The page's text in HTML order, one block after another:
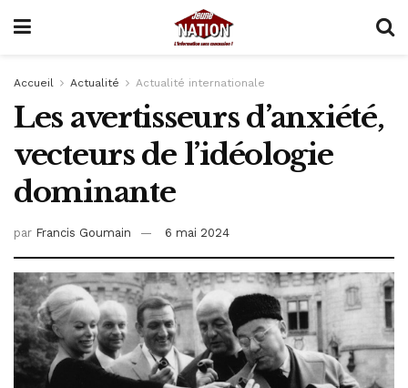
Accueil Actualité Actualité internationale
Les avertisseurs d’anxiété,
vecteurs de l’idéologie
dominante
par Francis Goumain 6 mai 2024